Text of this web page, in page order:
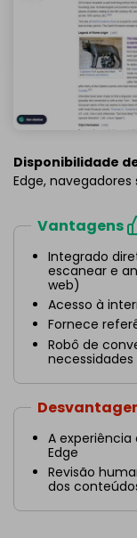
Disponibilidade
Edge,
Vantagens
Integrado
escanear e
web)
Acesso à
Fornece
Robô de
A
Edge
Revisão
dos